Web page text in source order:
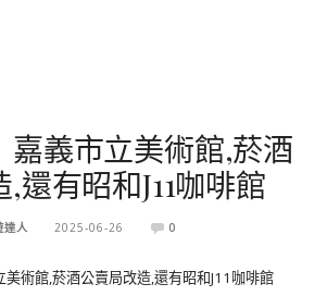
嘉義市立美術館,菸酒
還有昭和J11咖啡館
達人 2025-06-26 0